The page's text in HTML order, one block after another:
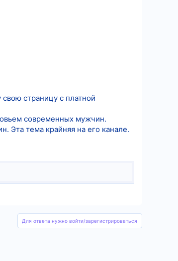
страницу с платной
современных мужчин.
Эта тема крайняя на его канале.
Для ответа нужно войти/зарегистрироваться